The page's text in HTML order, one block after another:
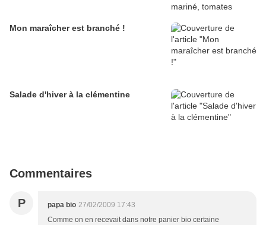
Mon maraîcher est branché !
Salade d'hiver à la clémentine
Commentaires
P papa bio 27/02/2009 17:43
Comme on en recevait dans notre panier bio certaine